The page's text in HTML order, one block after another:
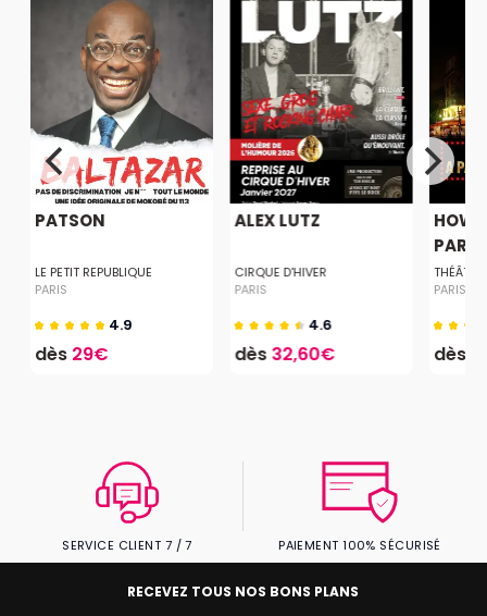
PATSON
LE PETIT REPUBLIQUE
PARIS
4.9
dès 29€
ALEX LUTZ
CIRQUE D'HIVER
PARIS
4.6
dès32,60€
HOW
PARIS
dès
SERVICE CLIENT 7 / 7 PAIEMENT 100% SÉCURISÉ
RECEVEZ TOUS NOS BONS PLANS